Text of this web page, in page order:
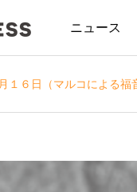
ニュース
１６日（マルコによる福